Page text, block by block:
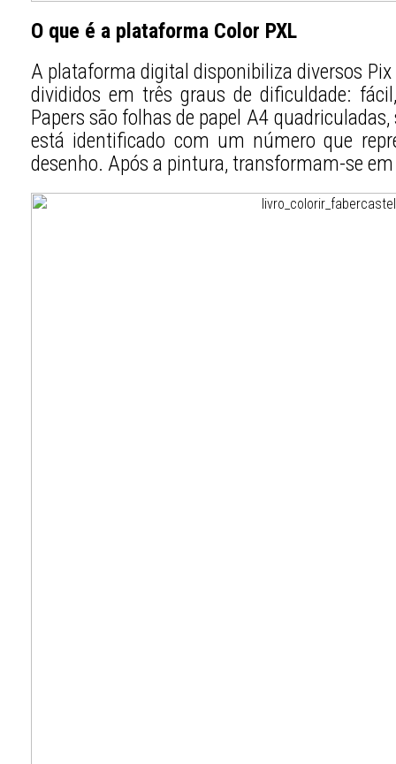
O que é a plataforma Color PXL
A plataforma digital disponibiliza diversos Pix
divididos em três graus de dificuldade:
Papers são folhas de papel A4
está identificado com um número que
desenho. Após a pintura, transformam-se